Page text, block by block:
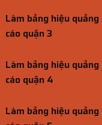
Làm bảng hiệu quảng
cáo quận 3
Làm bảng hiệu quảng
cáo quận 4
Làm bảng hiệu quảng